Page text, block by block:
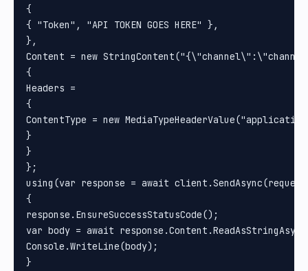
{
{ "Token", "API TOKEN GOES HERE" },
},
Content = new
{
Headers =
{
ContentType = new
}
}
};
using(var response = await
{
response.EnsureSuccessStatusCode();
var body = await
Console.WriteLine(body);